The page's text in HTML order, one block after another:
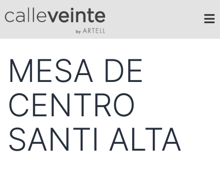
MESA DE
CENTRO
SANTI ALTA